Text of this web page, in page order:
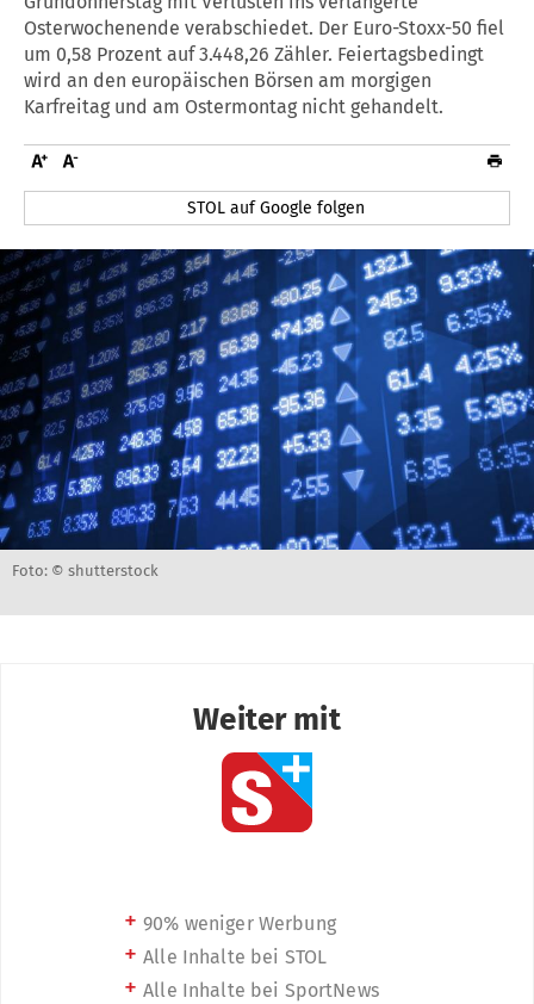
Osterwochenende verabschiedet. Der Euro-Stoxx-50 fiel
um 0,58 Prozent auf 3.448,26 Zähler. Feiertagsbedingt
wird an den europäischen Börsen am morgigen
Karfreitag und am Ostermontag nicht gehandelt.
STOL auf Google folgen
Foto: © shutterstock